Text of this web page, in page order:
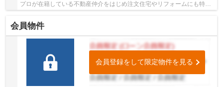
プロが在籍している不動産仲介をはじめ注文住宅やリフォームにも特化
しているお店です♪住まいに関する事は何でも気...
会員物件
会員登録をして限定物件を見る